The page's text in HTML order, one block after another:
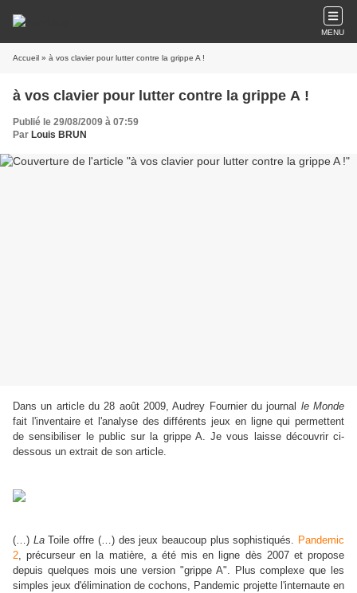
MENU
Accueil » à vos clavier pour lutter contre la grippe A !
à vos clavier pour lutter contre la grippe A !
Publié le 29/08/2009 à 07:59
Par Louis BRUN
Dans un article du 28 août 2009, Audrey Fournier du journal le Monde
fait l'inventaire et l'analyse des différents jeux en ligne qui permettent
de sensibiliser le public sur la grippe A. Je vous laisse découvrir ci-
dessous un extrait de son article.
(…) LaToile offre (…) des jeux beaucoup plus sophistiqués. Pandemic
2, précurseur en la matière, a été mis en ligne dès 2007 et propose
depuis quelques mois une version "grippe A". Plus complexe que les
simples jeux d'élimination de cochons, Pandemic projette l'internaute en